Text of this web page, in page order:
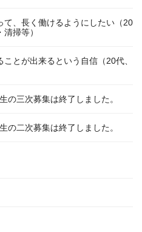
て、長く働けるようにしたい（20
掃等）
とが出来るという自信（20代、
の三次募集は終了しました。
の二次募集は終了しました。